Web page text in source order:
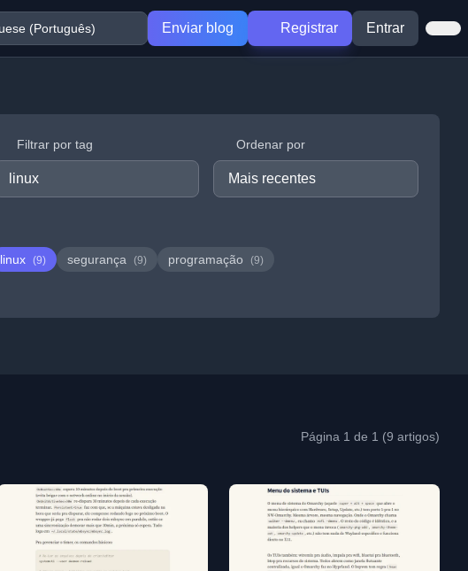
Enviar blog Registrar Entrar
Filtrar por tag Ordenar por
linux (9) segurança (9) programação (9)
Página 1 de 1 (9 artigos)